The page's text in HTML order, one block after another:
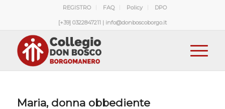
REGISTRO FAQ Policy DPO
[+39] 0322847211 | info@donboscoborgo.it
Maria, donna obbediente